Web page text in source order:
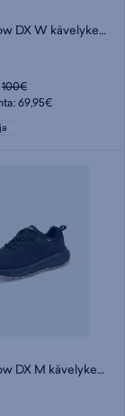
Morgam Low DX W kävelykenkä - naisten kävelykengät
100€
69,95€
Morgam Low DX M kävelykenkä - miesten kävelykengät